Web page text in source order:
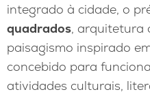
integrado à cidade, o
quadrados, arquitetura
paisagismo inspirado
concebido para
atividades culturais,